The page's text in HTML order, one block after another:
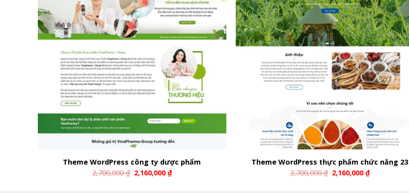
Theme WordPress công ty dược phẩm
2,700,000₫ 2,160,000₫
Theme WordPress thực phẩm chức năng 23
2,700,000₫ 2,160,000₫